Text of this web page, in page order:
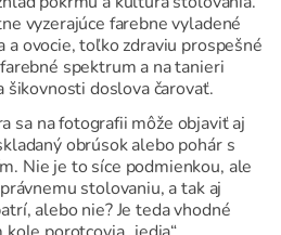
vyzerajúce farebne vyladené
a ovocie, toľko zdraviu prospešné
spektrum a na tanieri
šikovnosti doslova čarovať.
sa na fotografii môže objaviť aj
obrúsok alebo pohár s
Nie je to síce podmienkou, ale
stolovaniu, a tak aj
alebo nie? Je teda vhodné